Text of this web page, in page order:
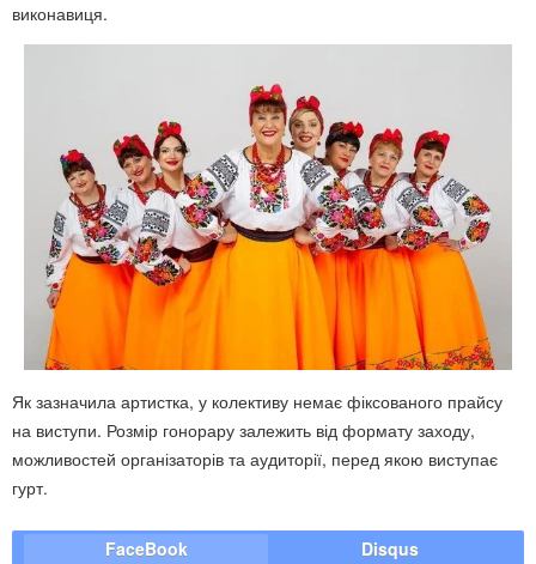
виконавиця.
Як зазначила артистка, у колективу немає фіксованого прайсу
на виступи. Розмір гонорару залежить від формату заходу,
можливостей організаторів та аудиторії, перед якою виступає
гурт.
FaceBook Disqus